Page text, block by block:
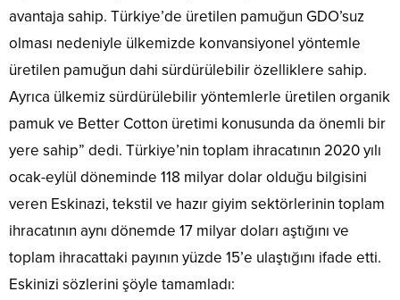
avantaja sahip. Türkiye’de üretilen pamuğun GDO’suz
olması nedeniyle ülkemizde konvansiyonel yöntemle
üretilen pamuğun dahi sürdürülebilir özelliklere sahip.
Ayrıca ülkemiz sürdürülebilir yöntemlerle üretilen organik
pamuk ve Better Cotton üretimi konusunda da önemli bir
yere sahip” dedi. Türkiye’nin toplam ihracatının 2020 yılı
ocak-eylül döneminde 118 milyar dolar olduğu bilgisini
veren Eskinazi, tekstil ve hazır giyim sektörlerinin toplam
ihracatının aynı dönemde 17 milyar doları aştığını ve
toplam ihracattaki payının yüzde 15’e ulaştığını ifade etti.
Eskinizi sözlerini şöyle tamamladı: